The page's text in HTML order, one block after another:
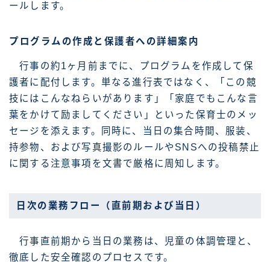
ールします。
プログラムの作成と保護者への詳細案内
行事の約1ヶ月前までに、プログラムを作成して保
護者に配付します。単なる進行表ではなく、「この競
技にはこんなねらいがあります」「家庭でもこんな言
葉をかけて励ましてください」といった保育士のメッ
セージを添えます。同時に、当日の集合時間、服装、
持参物、および写真撮影のルールやSNSへの投稿禁止
に関する注意事項を文書で厳格に周知します。
日次の業務フロー（直前期および当日）
行事直前期から当日の業務は、児童の体調管理と、
徹底した安全確認のプロセスです。